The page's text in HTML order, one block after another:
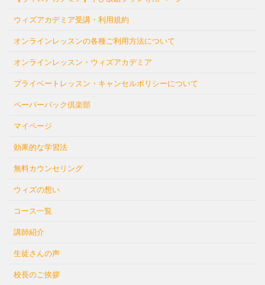
ウィズアカデミア受講・利用規約
オンラインレッスンの各種ご利用方法について
オンラインレッスン・ウィズアカデミア
プライベートレッスン・キャンセルポリシーについて
ペーパーバック倶楽部
マイページ
効果的な学習法
無料カウンセリング
ウィズの想い
コース一覧
講師紹介
生徒さんの声
校長のご挨拶